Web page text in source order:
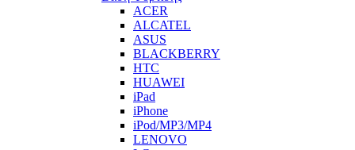
ACER
ALCATEL
ASUS
BLACKBERRY
HTC
HUAWEI
iPad
iPhone
iPod/MP3/MP4
LENOVO